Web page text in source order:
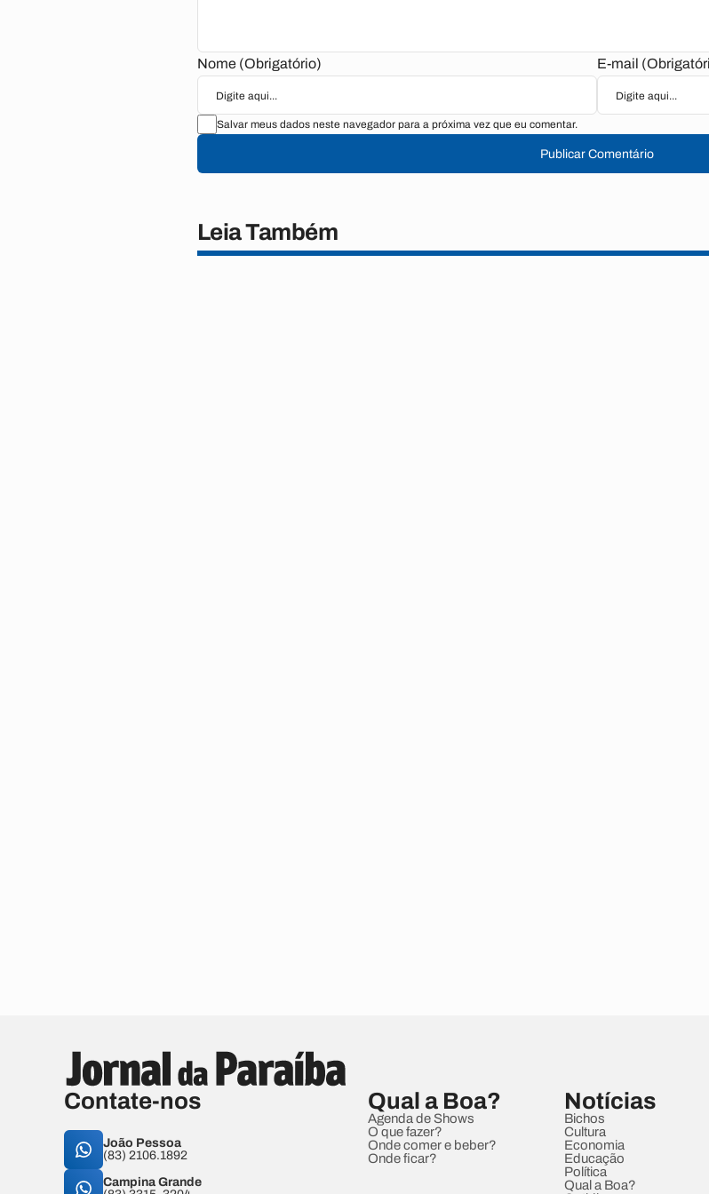
Nome (Obrigatório) E-mail
Salvar meus dados neste navegador para a próxima vez que eu comentar.
Publicar Comentário
Leia Também
Contate-nos
João Pessoa
(83) 2106.1892
Campina Grande
Qual a Boa?
Agenda de Shows
O que fazer?
Onde comer e beber?
Onde ficar?
Notícias
Bichos
Cultura
Economia
Educação
Política
Qual a Boa?